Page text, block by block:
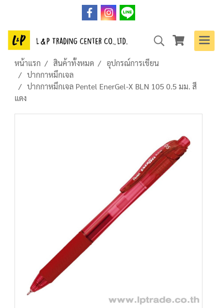
หน้าแรก สินค้าทั้งหมด
อุปกรณ์การเขียน
ปากกาหมึกเจล
ปากกาหมึกเจล Pentel EnerGel-X BLN 105 0.5 มม. สี
แดง